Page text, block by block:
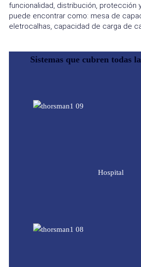
funcionalidad, distribución, protección
puede encontrar como: mesa de
eletrocalhas, capacidad de carga de
Sistemas que cubren todas
Hospital